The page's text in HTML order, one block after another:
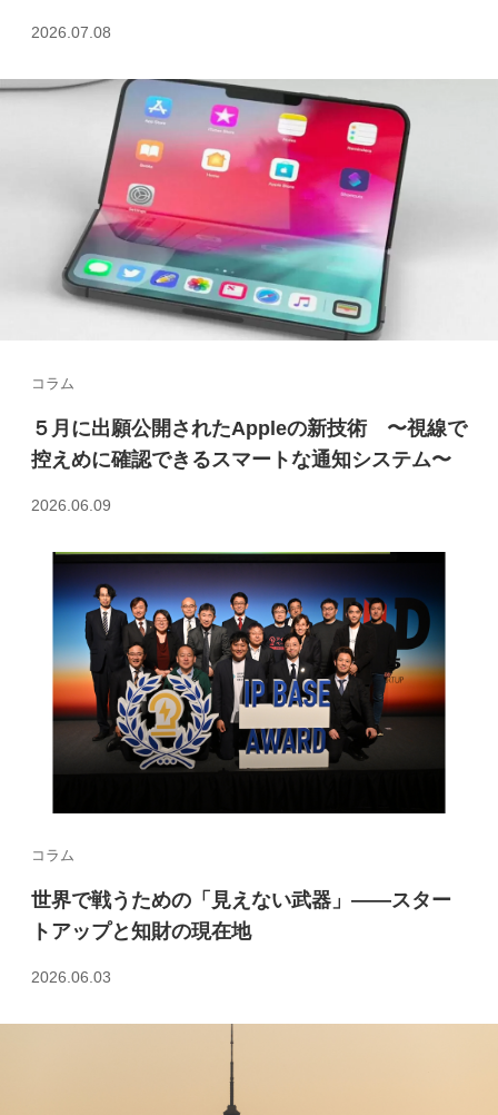
2026.07.08
コラム
５月に出願公開されたAppleの新技術 〜視線で
控えめに確認できるスマートな通知システム〜
2026.06.09
コラム
世界で戦うための「見えない武器」――スター
トアップと知財の現在地
2026.06.03